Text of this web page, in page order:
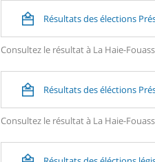
Résultats des élections
Consultez le résultat à La Haie-
Résultats des éléctions
Consultez le résultat à La Haie-